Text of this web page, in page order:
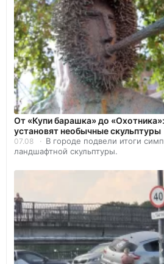
От «Купи барашка» до
установят необычные скульптуры
07.08
В городе подвели итоги
ландшафтной скульптуры.